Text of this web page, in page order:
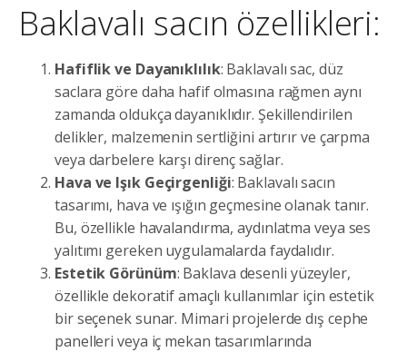
Baklavalı sacın özellikleri:
Hafiflik ve Dayanıklılık: Baklavalı sac, düz
saclara göre daha hafif olmasına rağmen aynı
zamanda oldukça dayanıklıdır. Şekillendirilen
delikler, malzemenin sertliğini artırır ve çarpma
veya darbelere karşı direnç sağlar.
Hava ve Işık Geçirgenliği: Baklavalı sacın
tasarımı, hava ve ışığın geçmesine olanak tanır.
Bu, özellikle havalandırma, aydınlatma veya ses
yalıtımı gereken uygulamalarda faydalıdır.
Estetik Görünüm: Baklava desenli yüzeyler,
özellikle dekoratif amaçlı kullanımlar için estetik
bir seçenek sunar. Mimari projelerde dış cephe
panelleri veya iç mekan tasarımlarında